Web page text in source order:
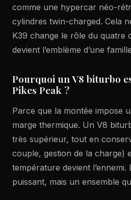
comme une hypercar néo-
cylindres twin-charged. Cela
K39 change le rôle du quatre
devient l’emblème d’une
Pourquoi un V8 biturbo
Pikes Peak ?
Parce que la montée impose
marge thermique. Un V8
très supérieur, tout en
couple, gestion de la charge)
température devient l’ennemi.
puissant, mais un ensemble